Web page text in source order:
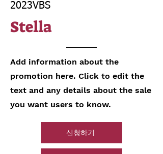
2023VBS
Stella
Add information about the
promotion here. Click to edit the
text and any details about the sale
you want users to know.
신청하기